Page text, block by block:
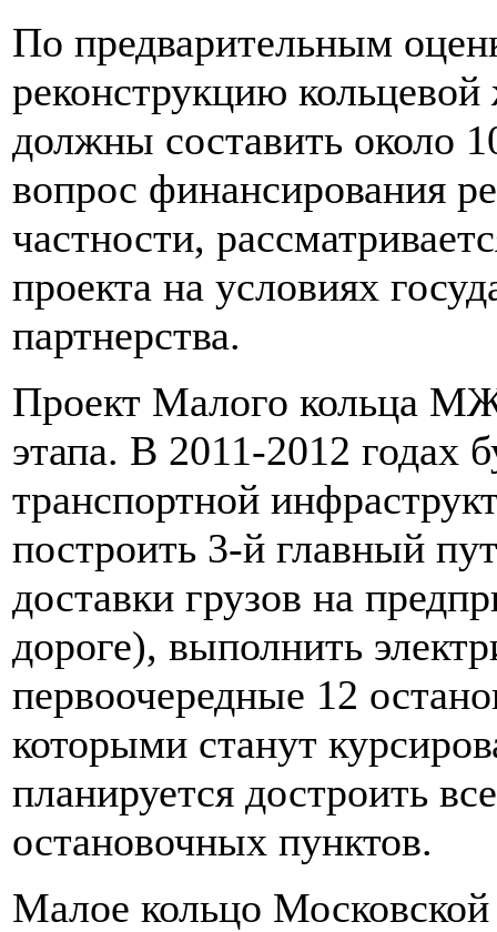
По предварительным
реконструкцию
должны составить около
вопрос финансирования
частности,
проекта на условиях
партнерства.
Проект Малого кольца
этапа. В 2011-2012 годах
транспортной
построить 3-й главный
доставки грузов на
дороге), выполнить
первоочередные 12
которыми станут
планируется достроить
остановочных пунктов.
Малое кольцо